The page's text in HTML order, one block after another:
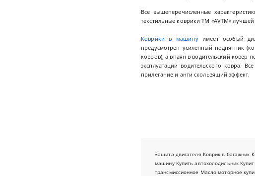
Все вышеперечисленные
текстильные коврики ТМ «AVTM»
Коврики в машинуимеет особый
предусмотрен усиленный подпятник
ковров), а впаян в водительский ковер
эксплуатации водительского ковра.
прилегание и анти скользящий эффект.
Защита двигателя Коврик в багажник
машину Купить автохолодильник
трансмиссионное Масло моторное